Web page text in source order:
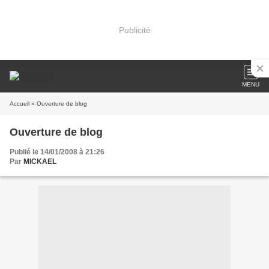
Publicité
MENU
Accueil » Ouverture de blog
Ouverture de blog
Publié le 14/01/2008 à 21:26
Par MICKAEL